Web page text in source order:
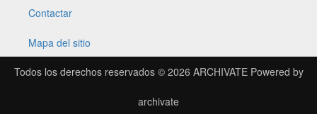
Contactar
Mapa del sitio
Todos los derechos reservados © 2026 ARCHIVATEPowered by
archivate